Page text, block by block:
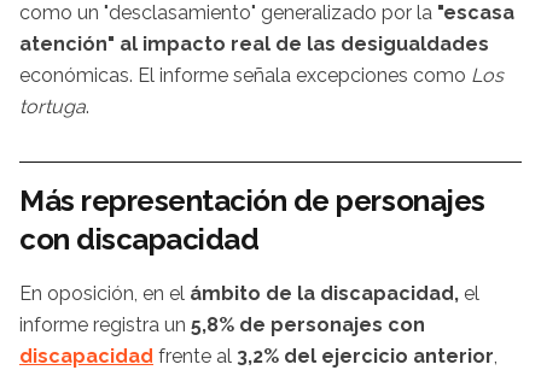
como un "desclasamiento" generalizado por la "escasa
atención" al impacto real de las desigualdades
económicas. El informe señala excepciones como Los
tortuga.
Más representación de personajes
con discapacidad
En oposición, en el ámbito de la discapacidad, el
informe registra un 5,8% de personajes con
discapacidad frente al 3,2% del ejercicio anterior,